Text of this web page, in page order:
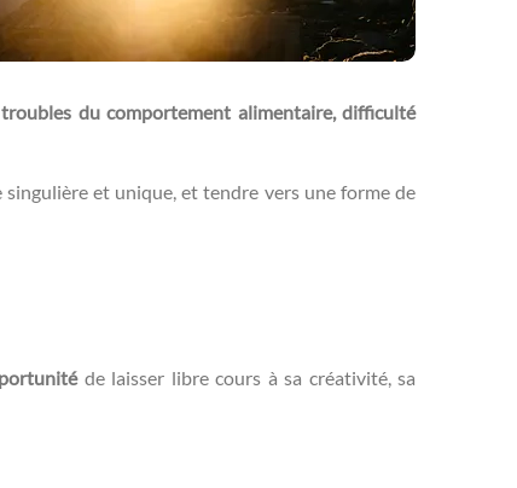
du comportement alimentaire, difficulté
et unique, et tendre vers une forme de
de laisser libre cours à sa créativité, sa